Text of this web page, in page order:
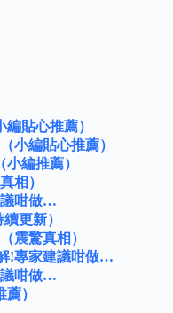
貼心推薦）
小編貼心推薦）
編推薦）
相）
議咁做…
更新）
震驚真相）
!專家建議咁做…
議咁做…
）